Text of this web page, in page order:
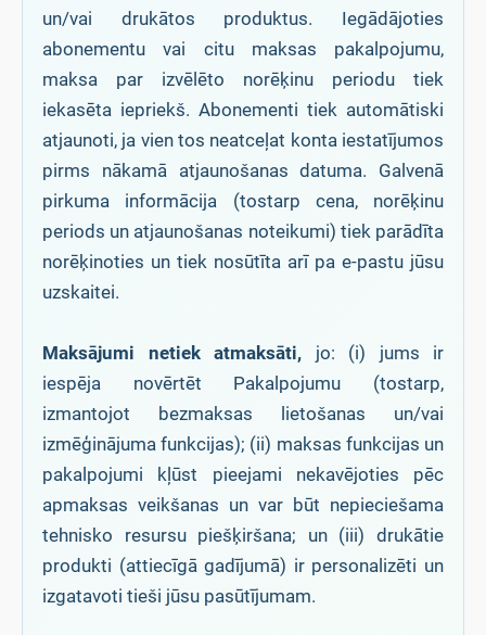
un/vai drukātos produktus. Iegādājoties
abonementu vai citu maksas pakalpojumu,
maksa par izvēlēto norēķinu periodu tiek
iekasēta iepriekš. Abonementi tiek automātiski
atjaunoti, ja vien tos neatceļat konta iestatījumos
pirms nākamā atjaunošanas datuma. Galvenā
pirkuma informācija (tostarp cena, norēķinu
periods un atjaunošanas noteikumi) tiek parādīta
norēķinoties un tiek nosūtīta arī pa e-pastu jūsu
uzskaitei.
Maksājumi netiek atmaksāti, jo: (i) jums ir
iespēja novērtēt Pakalpojumu (tostarp,
izmantojot bezmaksas lietošanas un/vai
izmēģinājuma funkcijas); (ii) maksas funkcijas un
pakalpojumi kļūst pieejami nekavējoties pēc
apmaksas veikšanas un var būt nepieciešama
tehnisko resursu piešķiršana; un (iii) drukātie
produkti (attiecīgā gadījumā) ir personalizēti un
izgatavoti tieši jūsu pasūtījumam.